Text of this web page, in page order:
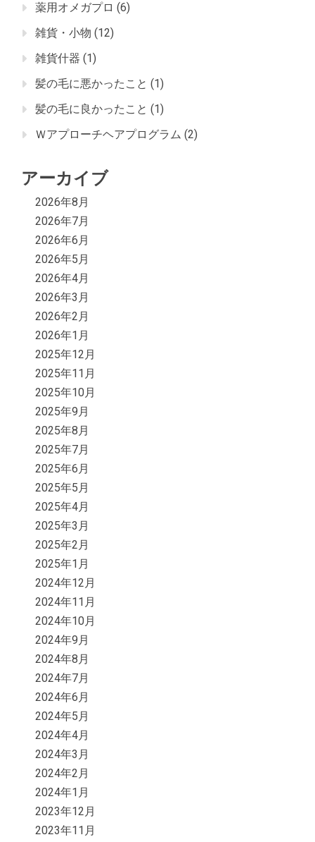
薬用オメガプロ (6)
雑貨・小物 (12)
雑貨什器 (1)
髪の毛に悪かったこと (1)
髪の毛に良かったこと (1)
Ｗアプローチヘアプログラム (2)
アーカイブ
2026年8月
2026年7月
2026年6月
2026年5月
2026年4月
2026年3月
2026年2月
2026年1月
2025年12月
2025年11月
2025年10月
2025年9月
2025年8月
2025年7月
2025年6月
2025年5月
2025年4月
2025年3月
2025年2月
2025年1月
2024年12月
2024年11月
2024年10月
2024年9月
2024年8月
2024年7月
2024年6月
2024年5月
2024年4月
2024年3月
2024年2月
2024年1月
2023年12月
2023年11月